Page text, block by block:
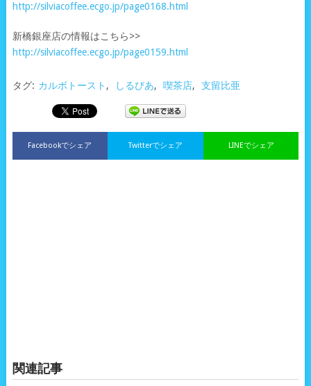
http://silviacoffee.ecgo.jp/page0168.html
新橋銀座店の情報はこちら>>
http://silviacoffee.ecgo.jp/page0159.html
タグ: カルボトースト , しるびあ, 喫茶店, 支留比亜
Facebookでシェア LINEでシェア
Twitterでシェア
関連記事